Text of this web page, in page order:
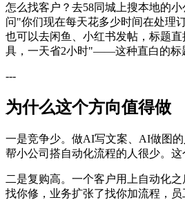
怎么找客户？去58同城上搜本地的
问"你们现在每天花多少时间在处理
也可以去闲鱼、小红书发帖，标题
具，一天省2小时"——这种直白的标
---
为什么这个方向值得做
一是竞争少。做AI写文案、AI做图
帮小公司搭自动化流程的人很少。这
二是复购高。一个客户用上自动化
找你修，业务扩张了找你加流程，